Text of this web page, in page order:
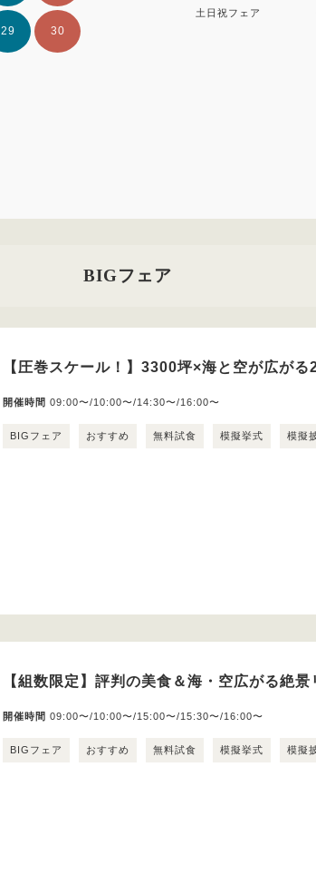
29 30
土日祝フェア
BIGフェア
【圧巻スケール！】3300坪×海と空が広が
開催時間 09:00〜/10:00〜/14:30〜/16:00〜
BIGフェア おすすめ 無料試食 模擬挙式 模擬
【組数限定】評判の美食＆海・空広がる絶
開催時間 09:00〜/10:00〜/15:00〜/15:30〜/16:00〜
BIGフェア おすすめ 無料試食 模擬挙式 模擬